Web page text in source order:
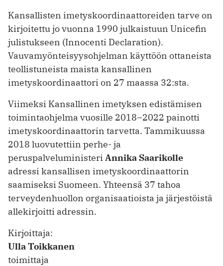
Kansallisten imetyskoordinaattoreiden tarve on
kirjoitettu jo vuonna 1990 julkaistuun Unicefin
julistukseen (Innocenti Declaration).
Vauvamyönteisyysohjelman käyttöön ottaneista
teollistuneista maista kansallinen
imetyskoordinaattori on 27 maassa 32:sta.
Viimeksi Kansallinen imetyksen edistämisen
toimintaohjelma vuosille 2018–2022 painotti
imetyskoordinaattorin tarvetta. Tammikuussa
2018 luovutettiin perhe- ja
peruspalveluministeri Annika Saarikolle
adressi kansallisen imetyskoordinaattorin
saamiseksi Suomeen. Yhteensä 37 tahoa
terveydenhuollon organisaatioista ja järjestöistä
allekirjoitti adressin.
Kirjoittaja:
Ulla Toikkanen
toimittaja